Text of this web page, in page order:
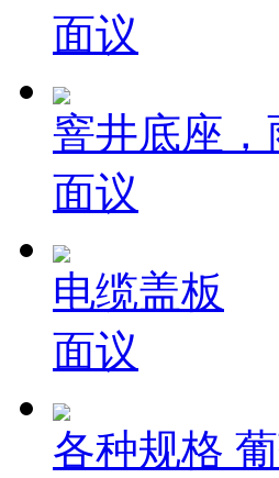
面议
窨井底座，
面议
电缆盖板
面议
各种规格